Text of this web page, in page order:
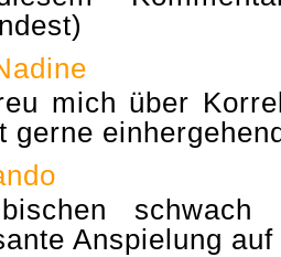
mich über
gerne
Anspielung